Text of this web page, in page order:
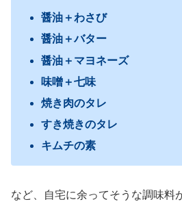
醤油＋わさび
醤油＋バター
醤油＋マヨネーズ
味噌＋七味
焼き肉のタレ
すき焼きのタレ
キムチの素
など、自宅に余ってそうな調味料